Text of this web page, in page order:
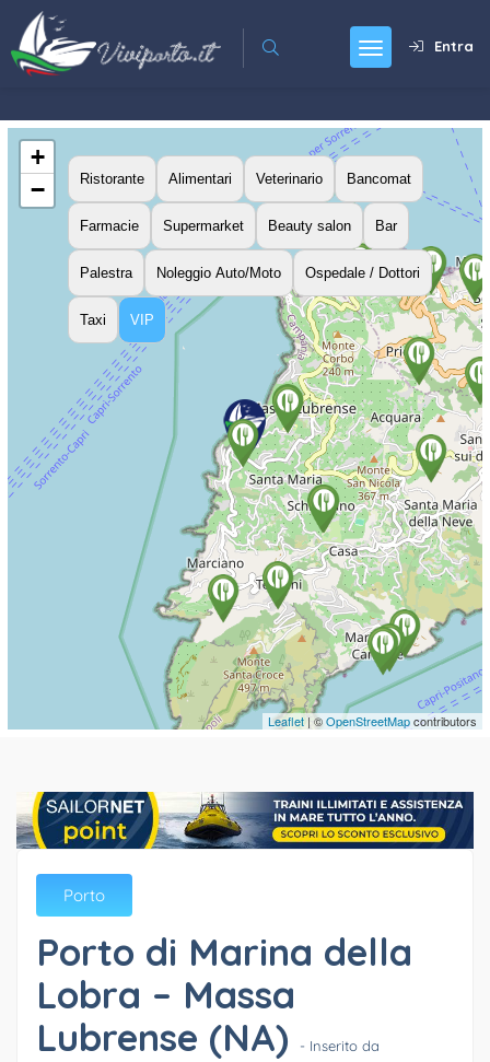
Entra
Ristorante Alimentari Veterinario Bancomat
Farmacie Supermarket Beauty salon Bar
Palestra Noleggio Auto/Moto Ospedale / Dottori
Taxi VIP
+
−
Leaflet | ©OpenStreetMapcontributors
Porto
Porto di Marina della
Lobra – Massa
Lubrense (NA)
- Inserito da